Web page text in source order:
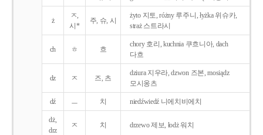
ż
ㅈ,
시*
주, 슈, 시
żyto 지토, różny 루주니, łyżka 위슈카,
straż 스트라시
ch ㅎ 흐
chory 호리, kuchnia 쿠흐니아, dach
다흐
dz ㅈ 즈, 츠
dziura 지우라, dzwon 즈본, mosiądz
모시옹츠
dź ㅡ 치 niedźwiedź 니에치비에치
dż,
drz
ㅈ 치 drzewo 제보, łodż 워치